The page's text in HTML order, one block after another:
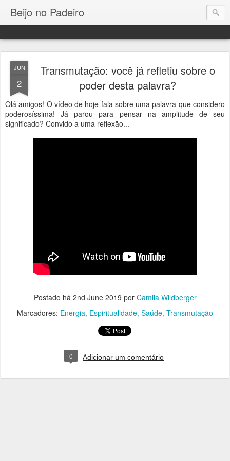
Beijo no Padeiro
JUN
2
Transmutação: você já refletiu sobre o
poder desta palavra?
Olá amigos! O vídeo de hoje fala sobre uma palavra que considero
poderosíssima! Já parou para pensar na amplitude de seu
significado? Convido a uma reflexão...
Postado há 2nd June 2019 por Camila Wildberger
Marcadores: Energia Espiritualidade Saúde Transmutação
0 Adicionar um comentário